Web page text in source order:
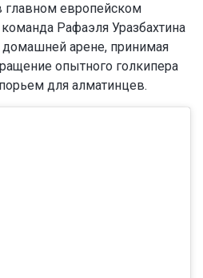
европейском
Рафаэля Уразбахтина
домашней арене, принимая
опытного голкипера
для алматинцев.